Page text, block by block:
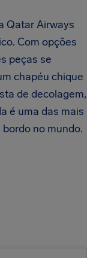
Qatar Airways
Com opções
peças se
chapéu chique
de decolagem,
é uma das mais
no mundo.